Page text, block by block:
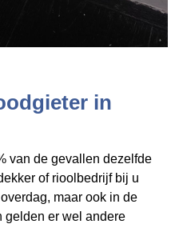
in
van de gevallen dezelfde
of rioolbedrijf bij u
maar ook in de
gelden er wel andere